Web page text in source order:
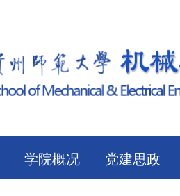
学院概况 党建思政